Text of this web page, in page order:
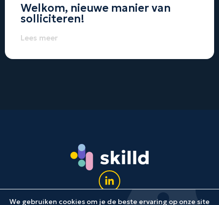
Welkom, nieuwe manier van
solliciteren!
Lees meer
We gebruiken cookies om je de beste ervaring op onze site